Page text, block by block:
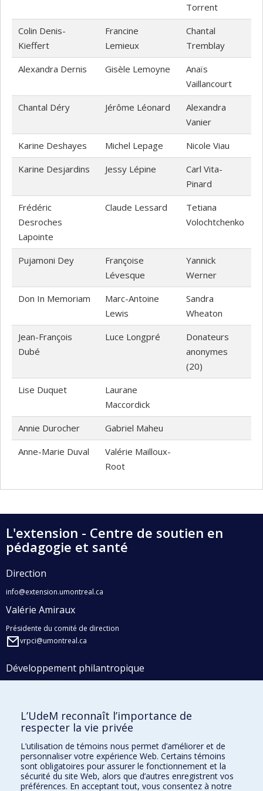
Torrent
Colin Denis-
Kieffert
Francine
Lemieux
Chantal
Tremblay
Alexandra Dernis
Gisèle Lemoyne
Anaïs
Vaillancourt
Chantal Déry
Jérôme Léonard
Alexandra
Vanier
Karine Deshayes
Michel Lepage
Nicole Viau
Karine Desjardins
Jessy Lépine
Carl Vita-
Pinard
Frédéric
Desroches
Lapointe
Claude Lessard
Tetiana
Volochtchenko
Pujamoni Dey
Françoise
Lévesque
Yannick
Werner
Don In Memoriam
Marc-Antoine
Lewis
Sandra
Wheaton
Jean-François
Dubé
Luce Longpré
Donateurs
anonymes
(20)
Lise Duquet
Laurane
Maccordick
Annie Durocher
Gabriel Maheu
Anne-Marie Duval
Valérie Mailloux-
Root
L'extension - Centre de soutien en
pédagogie et santé
Direction
info@extension.umontreal.ca
Valérie Amiraux
Présidente du comité de direction
vrpci@umontreal.ca
Développement philantropique
Coordonnées
L’extension
950 avenue Beaumont
Montréal, Qc
H3N 1V5
L’UdeM reconnaît l’importance de
respecter la vie privée
L’utilisation de témoins nous permet d’améliorer et de
personnaliser votre expérience Web. Certains témoins
sont obligatoires pour assurer le fonctionnement et la
sécurité du site Web, alors que d’autres enregistrent vos
préférences. En acceptant tout, vous consentez à notre